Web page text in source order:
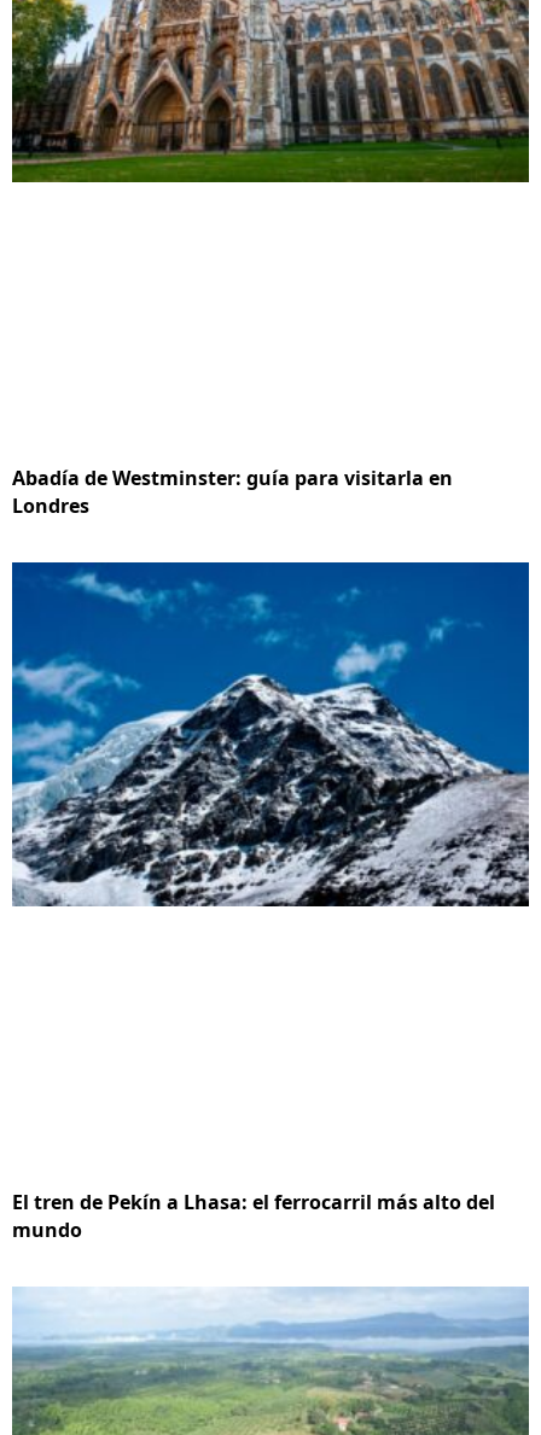
Abadía de Westminster: guía para visitarla en
Londres
El tren de Pekín a Lhasa: el ferrocarril más alto del
mundo